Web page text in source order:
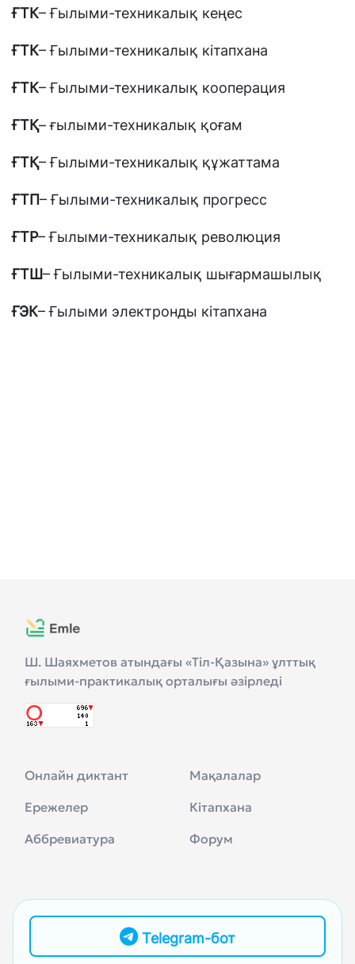
ҒТК– Ғылыми-техникалық кеңес
ҒТК– Ғылыми-техникалық кітапхана
ҒТК– Ғылыми-техникалық кооперация
ҒТҚ– ғылыми-техникалық қоғам
ҒТҚ– Ғылыми-техникалық құжаттама
ҒТП– Ғылыми-техникалық прогресс
ҒТР– Ғылыми-техникалық революция
ҒТШ– Ғылыми-техникалық шығармашылық
ҒЭК– Ғылыми электронды кітапхана
Ш. Шаяхметов атындағы «Тіл-Қазына» ұлттық
ғылыми-практикалық орталығы әзірледі
Онлайн диктант
Мақалалар
Ережелер
Кітапхана
Аббревиатура
Форум
Telegram-бот